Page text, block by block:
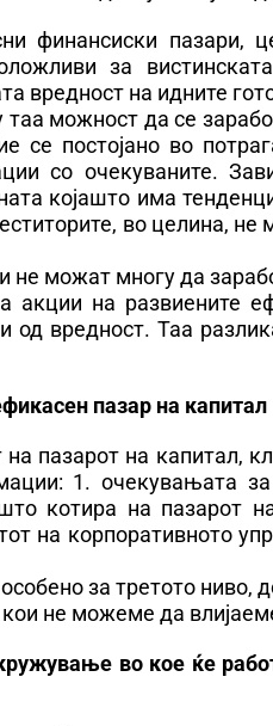
финансиски пазари,
за
вредност на идните
можност да се
се постојано во
со очекуваните.
којашто има
во целина,
можат многу да
акции на развиените
од вредност. Таа
пазар на капитал
пазарот на капитал,
1. очекувањата
котира на пазарот
на корпоративното
за третото ниво,
не можеме да
во кое ќе